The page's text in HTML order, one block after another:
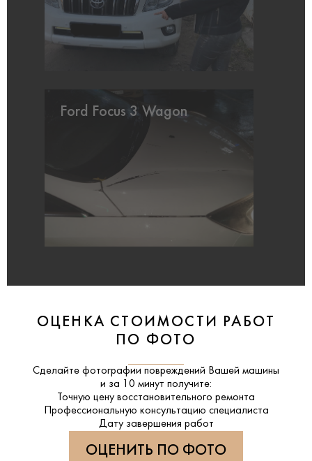
Ford Focus 3 Wagon
ОЦЕНКА СТОИМОСТИ РАБОТ
ПО ФОТО
Сделайте фотографии повреждений Вашей машины
и за 10 минут получите:
Точную цену восстановительного ремонта
Профессиональную консультацию специалиста
Дату завершения работ
ОЦЕНИТЬ ПО ФОТО